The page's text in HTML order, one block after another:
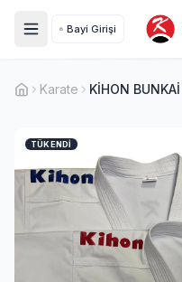
Bayi Girişi
Karate
TÜKENDI